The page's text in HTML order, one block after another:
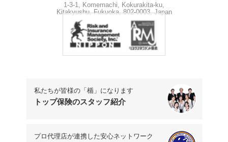
1-3-1, Komemachi, Kokurakita-ku,
Kitakyushu, Fukuoka, 802-0003, Japan
Phone.+81-93-541-7777
私たちが皆様の「楯」になります
トップ保険のスタッフ紹介
プロ代理店が連携した安心ネットワーク